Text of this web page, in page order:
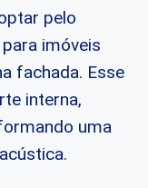
pelo
imóveis
fachada. Esse
interna,
uma